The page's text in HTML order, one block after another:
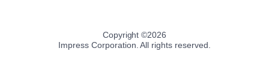
Copyright ©2026
Impress Corporation. All rights reserved.